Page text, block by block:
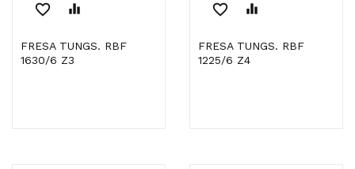
favorite_border equalizer
FRESA TUNGS. RBF
1630/6 Z3
favorite_border equalizer
FRESA TUNGS. RBF
1225/6 Z4